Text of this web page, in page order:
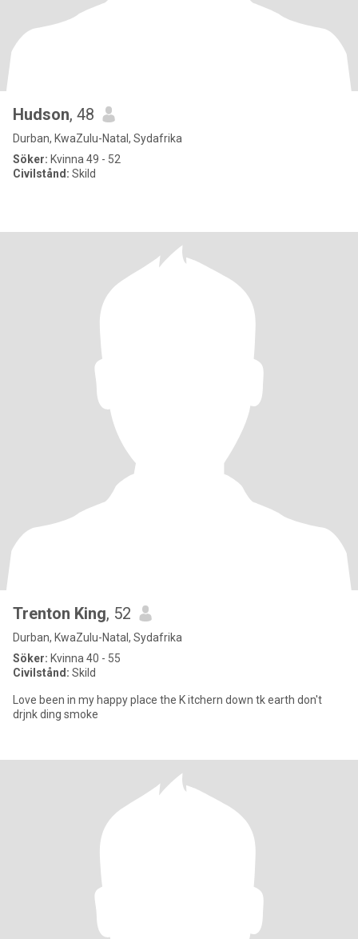
Hudson, 48
Durban, KwaZulu-Natal, Sydafrika
Söker: Kvinna 49 - 52
Civilstånd: Skild
Trenton King, 52
Durban, KwaZulu-Natal, Sydafrika
Söker: Kvinna 40 - 55
Civilstånd: Skild
Love been in my happy place the K itchern down tk earth don't
drjnk ding smoke